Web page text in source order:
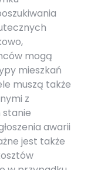
mogą
mieszkań
muszą także
z
awarii
jest także